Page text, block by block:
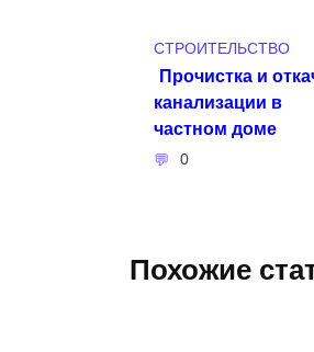
СТРОИТЕЛЬСТВО
Прочистка и
канализации в
частном доме
0
Похожие